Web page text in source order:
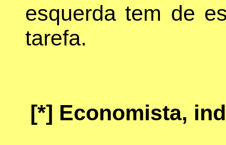
esquerda tem de
tarefa.
[*] Economista,